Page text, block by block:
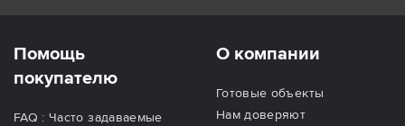
Помощь
покупателю
FAQ : Часто задаваемые
О компании
Готовые объекты
Нам доверяют